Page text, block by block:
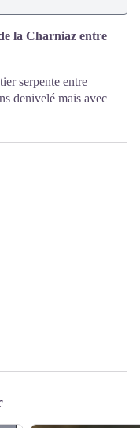
la Charniaz entre
serpente entre
denivelé mais avec